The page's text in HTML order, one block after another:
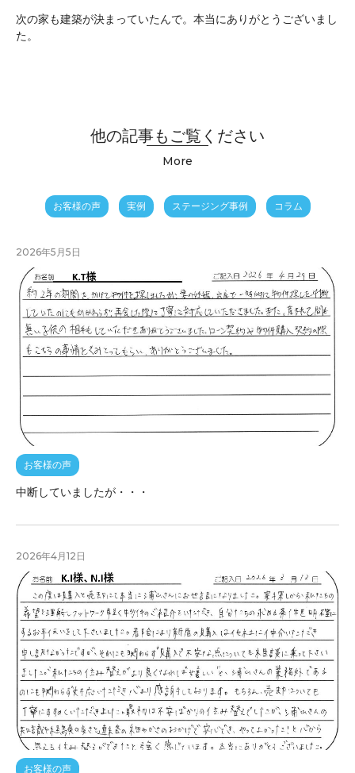
次の家も建築が決まっていたんで。本当にありがとうございまし
た。
他の記事もご覧ください
More
お客様の声 実例 ステージング事例 コラム
2026年5月5日
お客様の声
中断していましたが・・・
2026年4月12日
お客様の声